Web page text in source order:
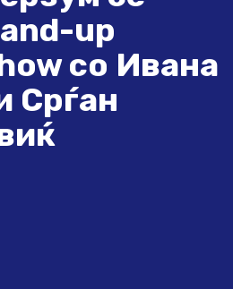
up
со Ивана
Срѓан